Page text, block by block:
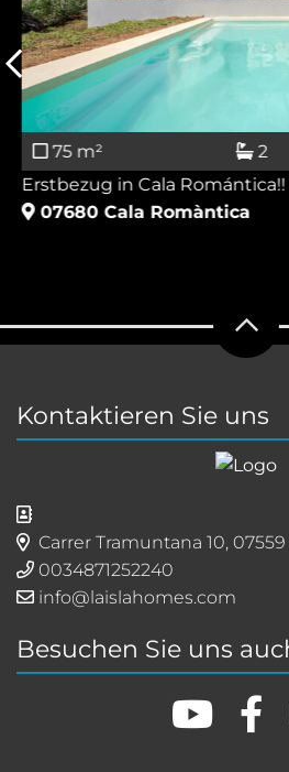
75 m² 2
Erstbezug in Cala Romántica!!
07680Cala Romàntica
Kontaktieren Sie uns
Carrer Tramuntana 10,
0034871252240
info@laislahomes.com
Besuchen Sie uns